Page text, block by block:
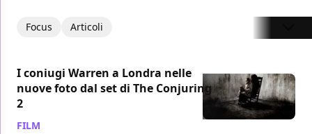
Focus Articoli
I coniugi Warren a Londra nelle
nuove foto dal set di The Conjuring
2
FILM